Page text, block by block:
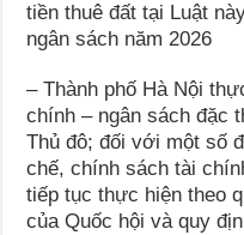
tiền thuê đất tại Luật
ngân sách năm 2026
– Thành phố Hà Nội
chính – ngân sách đặc
Thủ đô; đối với một số
chế, chính sách tài
tiếp tục thực hiện theo
của Quốc hội và quy